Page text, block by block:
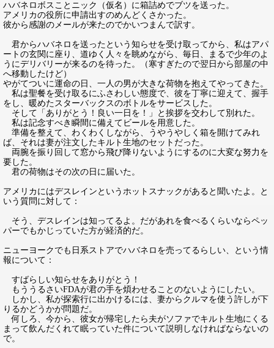
ハバネロボスことニック（仮名）に箱詰めでブツを送った。
アメリカの役所に申請出すのめんどくさかった。
彼から感謝のメールが来たのでかいつまんで訳す。
君からハバネロを送ったという知らせを受け取ってから、私はアパ
ートの玄関に座り、道ゆく人々を眺めながら、毎日、まるで少年のよ
うにデリバリーが来るのを待った。（寒すぎたので翌日から部屋の中
へ移動したけど）
やがてついに運命の日、一人の男が大きな荷物を抱えてやってきた。
私は聖餐を受け取るにふさわしい態度で、彼を丁寧に迎えて、握手
をし、暖めたスターバックスのボトルをサービスした。
そして「ありがとう！良い一日を！」と挨拶を交わして別れた。
私は記念すべき瞬間に備えてビールを用意した。
準備を整えて、わくわくしながら、うやうやしく箱を開けてみれ
ば、それは妻が注文したキルト生地のセットだった。
両腕を振り回して窓から飛び降りないようにするのに大変な努力を
要した。
君の荷物はその次の日に届いた。
アメリカにはデスレインというホットスナックがあると聞いたよ。と
いう質問に対して：
そう、デスレインは知ってるよ。だがあれを食べるくらいならペッ
パーでもかじっていた方が経済的だ。
ニューヨークでも日系ストアでハバネロを売ってるらしい、という情
報について：
すばらしい知らせをありがとう！
もううるさいFDAが君の手を煩わせることのないようにしたい。
しかし、私が探索行に出かけるには、妻からクルマを使う許しが下
りるかどうかが問題だ。
何しろ、今から、彼女が帰宅したら夫がソファでキルト生地にくる
まって飲んだくれて眠っていた件について説明しなければならないの
で。